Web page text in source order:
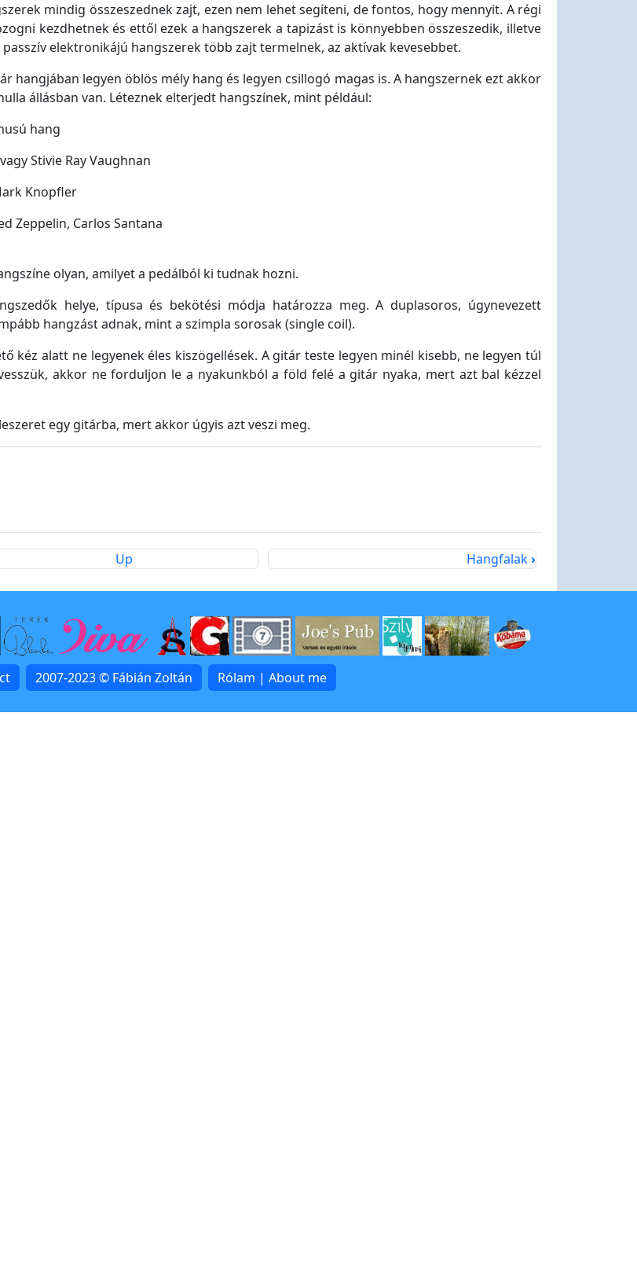
mindig összeszednek zajt, ezen nem lehet segíteni, de fontos, hogy mennyit. A régi
kezdhetnek és ettől ezek a hangszerek a tapizást is könnyebben összeszedik, illetve
elektronikájú hangszerek több zajt termelnek, az aktívak kevesebbet.
hangjában legyen öblös mély hang és legyen csillogó magas is. A hangszernek ezt akkor
állásban van. Léteznek elterjedt hangszínek, mint például:
hang
Stivie Ray Vaughnan
Knopfler
Zeppelin, Carlos Santana
olyan, amilyet a pedálból ki tudnak hozni.
helye, típusa és bekötési módja határozza meg. A duplasoros, úgynevezett
hangzást adnak, mint a szimpla sorosak (single coil).
kéz alatt ne legyenek éles kiszögellések. A gitár teste legyen minél kisebb, ne legyen túl
akkor ne forduljon le a nyakunkból a föld felé a gitár nyaka, mert azt bal kézzel
egy gitárba, mert akkor úgyis azt veszi meg.
Up Hangfalak›
2007-2023 © Fábián Zoltán Rólam | About me